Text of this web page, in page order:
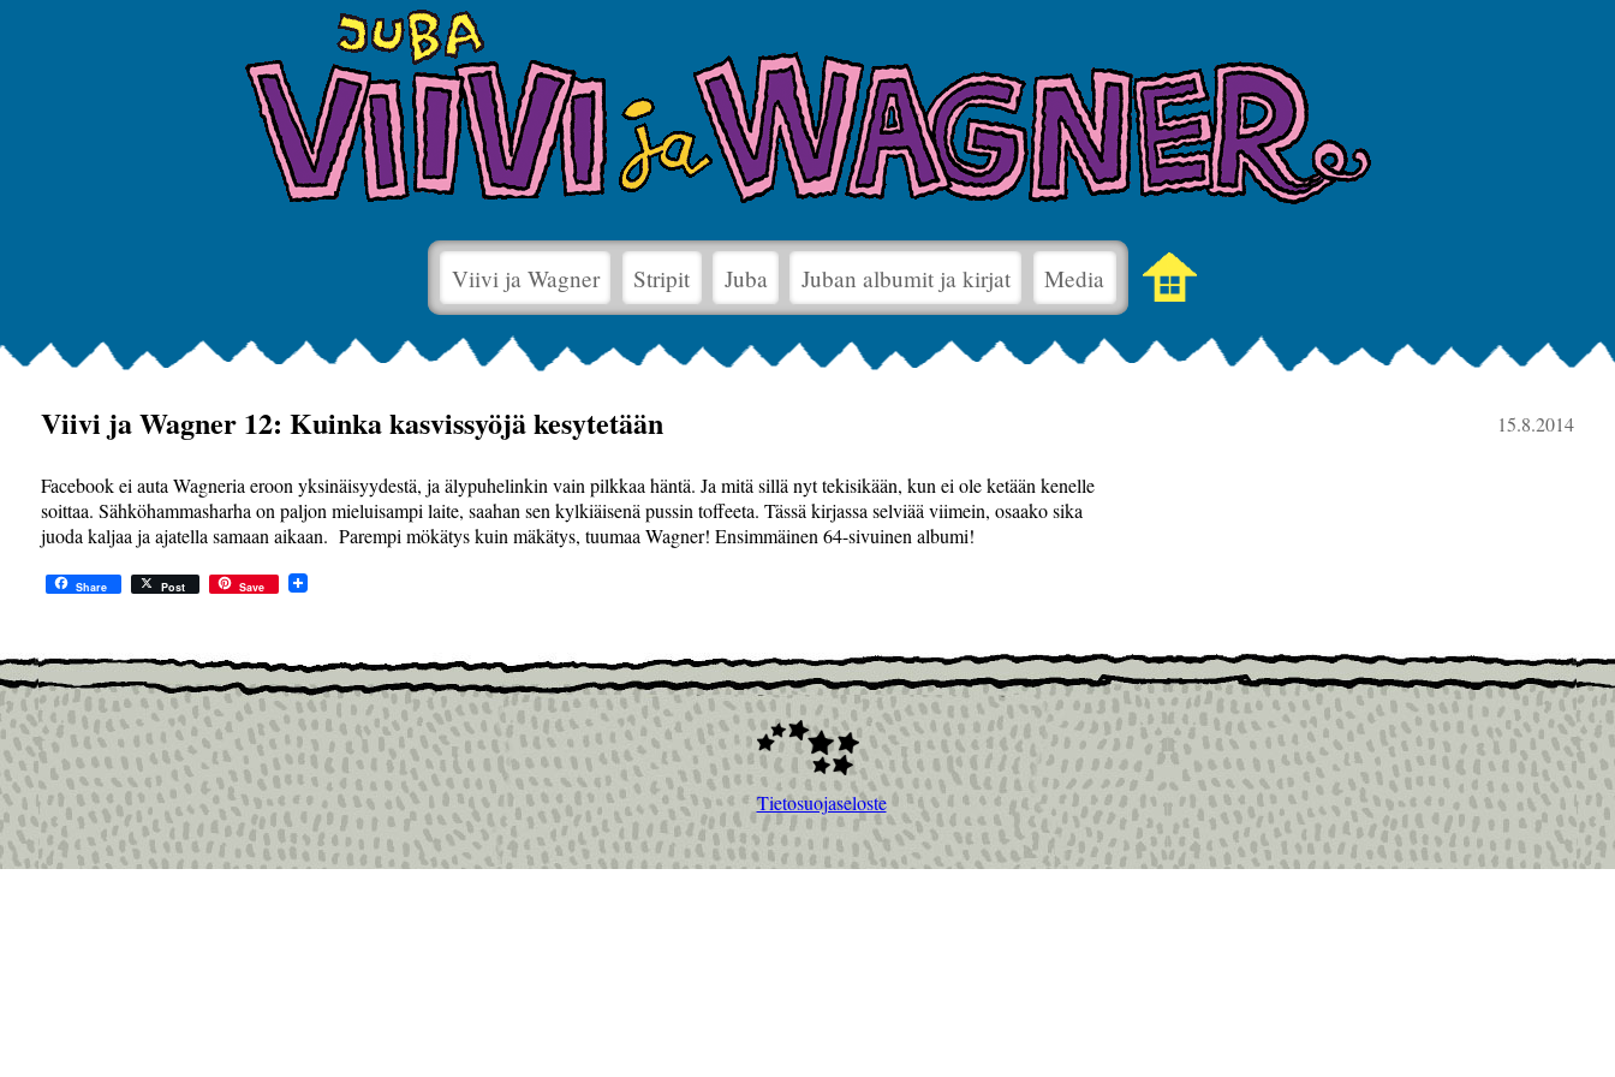
Viivi ja Wagner Stripit Juba Juban albumit ja kirjat Media
15.8.2014
Viivi ja Wagner 12: Kuinka kasvissyöjä kesytetään
Facebook ei auta Wagneria eroon yksinäisyydestä, ja älypuhelinkin vain pilkkaa häntä. Ja mitä sillä nyt tekisikään, kun ei ole ketään kenelle
soittaa. Sähköhammasharha on paljon mieluisampi laite, saahan sen kylkiäisenä pussin toffeeta. Tässä kirjassa selviää viimein, osaako sika
juoda kaljaa ja ajatella samaan aikaan. Parempi mökätys kuin mäkätys, tuumaa Wagner! Ensimmäinen 64-sivuinen albumi!
Share Post Save
Tietosuojaseloste